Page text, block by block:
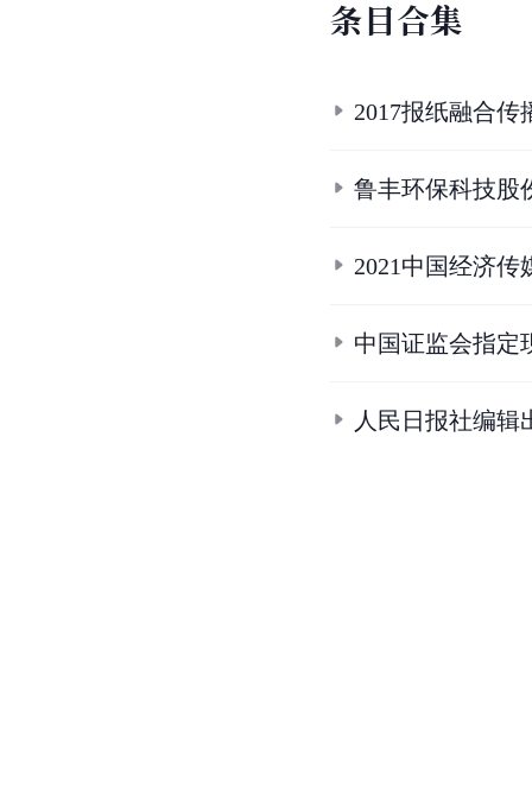
条目合集
2017报纸融合传
鲁丰环保科技股
2021中国经济传
中国证监会指定
人民日报社编辑